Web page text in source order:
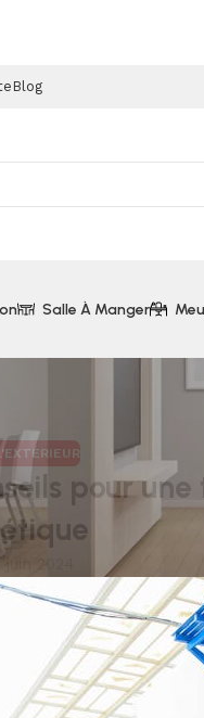
Blog
Salle À Manger
pour
2024